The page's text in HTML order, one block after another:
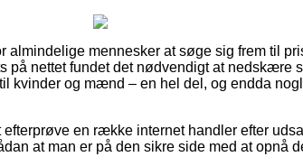
mennesker at søge sig frem til
på nettet fundet det nødvendigt at nedskære
kvinder og mænd – en hel del, og endda
en række internet handler efter
at man er på den sikre side med at opnå